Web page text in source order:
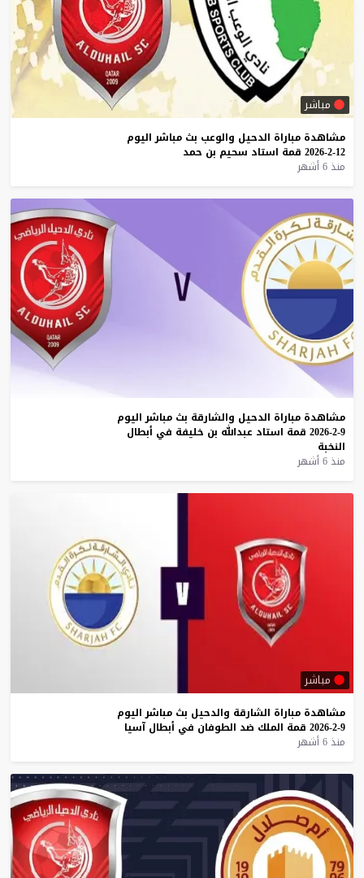
مباشر
مشاهدة مباراة الدحيل والوعب بث مباشر اليوم
12-2-2026
قمة استاد سحيم بن حمد
منذ 6 أشهر
مشاهدة مباراة الدحيل والشارقة بث مباشر اليوم
9-2-2026
قمة استاد عبدالله بن خليفة في أبطال
النخبة
منذ 6 أشهر
مباشر
مشاهدة مباراة الشارقة والدحيل بث مباشر اليوم
9-2-2026
قمة الملك ضد الطوفان في أبطال آسيا
منذ 6 أشهر